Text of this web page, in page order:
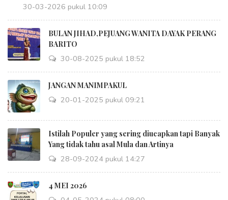
30-03-2026 pukul 10:09
BULAN JIHAD,PEJUANG WANITA DAYAK PERANG
BARITO
30-08-2025 pukul 18:52
JANGAN MANIMPAKUL
20-01-2025 pukul 09:21
Istilah Populer yang sering diucapkan tapi Banyak
Yang tidak tahu asal Mula dan Artinya
28-09-2024 pukul 14:27
4 MEI 2026